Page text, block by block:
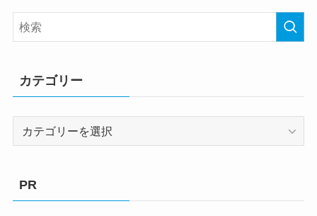
カテゴリー
PR